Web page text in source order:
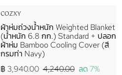
COZXY
ผ้าห่มถ่วงน้ำหนัก Weighted Blanket
(น้ำหนัก 6.8 กก.) Standard + ปลอก
ผ้าห่ม Bamboo Cooling Cover (สี
กรมท่า Navy)
฿ 3,940.00 4,240.00 ลด 7%